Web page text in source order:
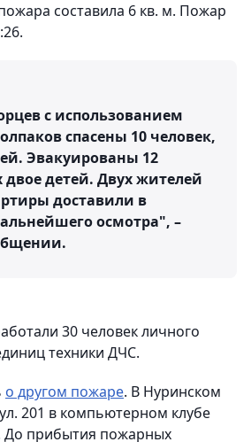
составила 6 кв. м. Пожар
с использованием
спасены 10 человек,
Эвакуированы 12
двое детей. Двух жителей
доставили в
осмотра", –
30 человек личного
техники ДЧС.
о другом пожаре. В Нуринском
201 в компьютерном клубе
прибытия пожарных